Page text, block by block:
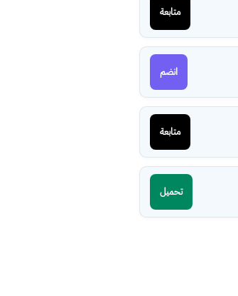
متابعة
انضم
متابعة
تحميل